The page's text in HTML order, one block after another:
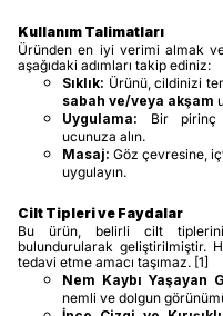
Kullanım Talimatları
Üründen en iyi verimi almak
aşağıdaki adımları takip ediniz:
Sıklık: Ürünü, cildinizi
sabah ve/veya akşam
Uygulama: Bir pirinç
ucunuza alın.
Masaj: Göz çevresine,
uygulayın.
Cilt Tipleri ve Faydalar
Bu ürün, belirli cilt
bulundurularak geliştirilmiştir.
tedavi etme amacı taşımaz. [1]
Nem Kaybı Yaşayan
nemli ve dolgun